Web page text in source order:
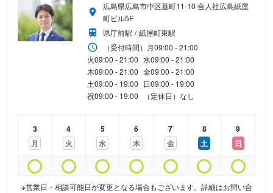
広島県広島市中区基町11-10 合人社広島紙屋
町ビル5F
県庁前駅
紙屋町東駅
（受付時間） 月09:00 - 21:00
火09:00 - 21:00 水09:00 - 21:00
木09:00 - 21:00 金09:00 - 21:00
土09:00 - 19:00 日09:00 - 19:00
祝09:00 - 19:00 （定休日）なし
3
月
4
火
5
水
6
木
7
金
8
土
9
日
※営業日・相談可能日が変更となる場合もございます。詳細はお問い合